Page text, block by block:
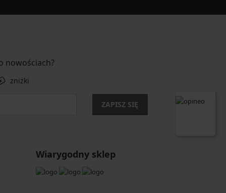
nowościach?
zniżki
ZAPISZ SIĘ
Wiarygodny sklep